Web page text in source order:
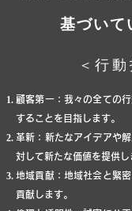
基づいて
＜行
顧客第一：我々の全ての
することを目指します。
革新：新たなアイデアや
対して新たな価値を提供し
地域貢献：地域社会と緊
貢献します。